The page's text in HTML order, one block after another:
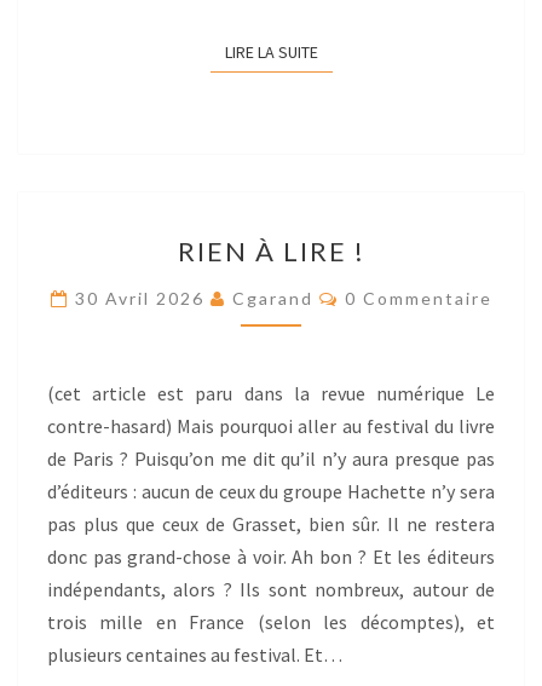
LIRE LA SUITELIRE LA SUITE
À
LIRE
!
RIEN À LIRE !
30 Avril 2026 Cgarand Res
0 Commentaire
(cet article est paru dans la revue numérique Le
contre-hasard) Mais pourquoi aller au festival du livre
de Paris ? Puisqu’on me dit qu’il n’y aura presque pas
d’éditeurs : aucun de ceux du groupe Hachette n’y sera
pas plus que ceux de Grasset, bien sûr. Il ne restera
donc pas grand-chose à voir. Ah bon ? Et les éditeurs
indépendants, alors ? Ils sont nombreux, autour de
trois mille en France (selon les décomptes), et
plusieurs centaines au festival. Et…